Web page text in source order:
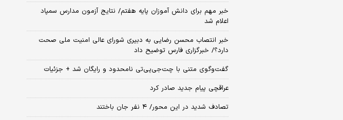
خبر مهم برای دانش آموزان پایه هفتم/ نتایج آزمون مدارس سمپاد
اعلام شد
خبر انتصاب محسن رضایی به دبیری شورای عالی امنیت ملی صحت
دارد؟/ خبرگزاری فارس توضیح داد
گفت‌وگوی متنی با چت‌جی‌پی‌تی نامحدود و رایگان شد + جزئیات
عراقچی پیام جدید صادر کرد
تصادف شدید در این محور/ ۴ نفر جان باختند